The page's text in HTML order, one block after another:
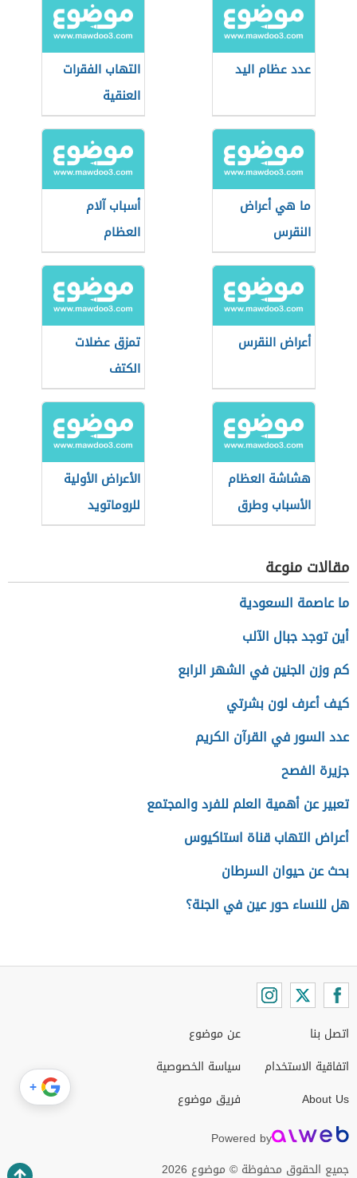
عدد عظام اليد
التهاب الفقرات
العنقية
ما هي أعراض
النقرس
أسباب آلام
العظام
أعراض النقرس
تمزق عضلات
الكتف
هشاشة العظام
الأسباب وطرق
الوقاية
الأعراض الأولية
للروماتويد
مقالات منوعة
ما عاصمة السعودية
أين توجد جبال الآلب
كم وزن الجنين في الشهر الرابع
كيف أعرف لون بشرتي
عدد السور في القرآن الكريم
جزيرة الفصح
تعبير عن أهمية العلم للفرد والمجتمع
أعراض التهاب قناة استاكيوس
بحث عن حيوان السرطان
هل للنساء حور عين في الجنة؟
اتصل بنا
اتفاقية الاستخدام
About Us
عن موضوع
سياسة الخصوصية
فريق موضوع
Powered by
جميع الحقوق محفوظة © موضوع 2026
+